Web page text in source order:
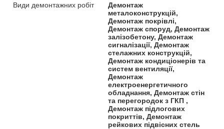
Види демонтажних робіт
Демонтаж
металоконструкцій,
Демонтаж покрівлі,
Демонтаж споруд, Демонтаж
залізобетону, Демонтаж
сигналізації, Демонтаж
стелажних конструкцій,
Демонтаж кондиціонерів та
систем вентиляції,
Демонтаж
електроенергетичного
обладнання, Демонтаж стін
та перегородок з ГКП ,
Демонтаж підлогових
покриттів, Демонтаж
рейкових підвісних стель